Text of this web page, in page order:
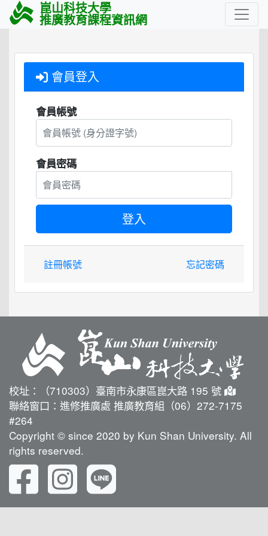
崑山科技大學
推廣教育課程資訊網
會員登入
會員帳號
會員密碼
註冊帳號 忘記密碼
校址：（710303）臺南市永康區崑大路 195 號
聯絡窗口：進修推廣處 推廣教育組（06）272-7175
#264
Copyright © since 2020 by Kun Shan University. All
rights reserved.